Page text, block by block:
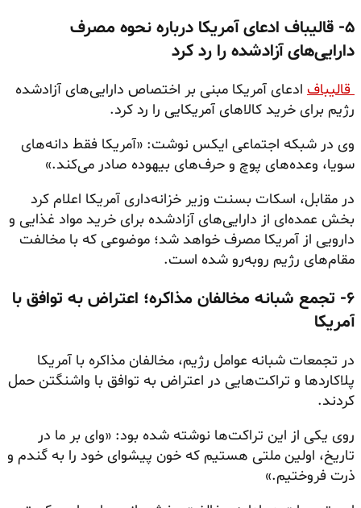
۵- قالیباف ادعای آمریکا درباره نحوه مصرف
دارایی‌های آزادشده را رد کرد
قالیباف ادعای آمریکا مبنی بر اختصاص دارایی‌های آزادشده
رژیم برای خرید کالاهای آمریکایی را رد کرد.
وی در شبکه اجتماعی ایکس نوشت: «آمریکا فقط دانه‌های
سویا، وعده‌های پوچ و حرف‌های بیهوده صادر می‌کند.»
در مقابل، اسکات بسنت وزیر خزانه‌داری آمریکا اعلام کرد
بخش عمده‌ای از دارایی‌های آزادشده برای خرید مواد غذایی و
دارویی از آمریکا مصرف خواهد شد؛ موضوعی که با مخالفت
مقام‌های رژیم روبه‌رو شده است.
۶- تجمع شبانه مخالفان مذاکره؛ اعتراض به توافق با
آمریکا
در تجمعات شبانه عوامل رژیم، مخالفان مذاکره با آمریکا
پلاکاردها و تراکت‌هایی در اعتراض به توافق با واشنگتن حمل
کردند.
روی یکی از این تراکت‌ها نوشته شده بود: «وای بر ما در
تاریخ، اولین ملتی هستیم که خون پیشوای خود را به گندم و
ذرت فروختیم.»